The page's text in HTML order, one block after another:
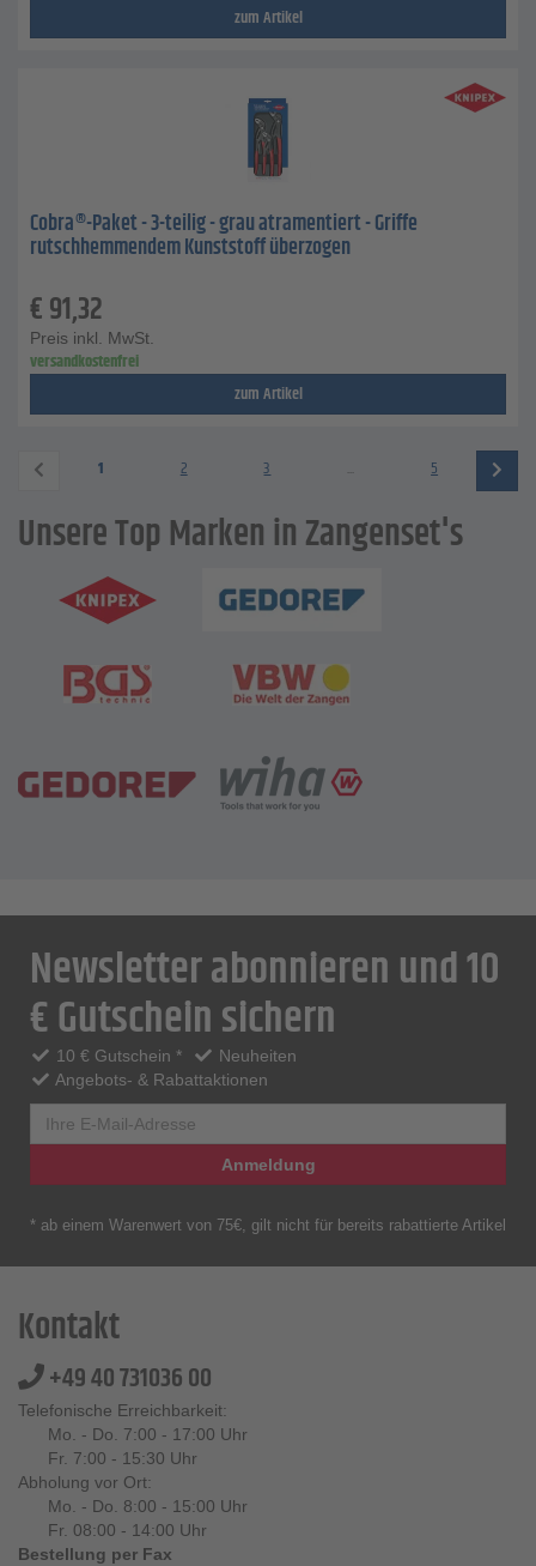
zum Artikel
Cobra®-Paket - 3-teilig - grau atramentiert - Griffe
rutschhemmendem Kunststoff überzogen
€91,32
Preis inkl. MwSt.
versandkostenfrei
zum Artikel
1 2 3 5
Unsere Top Marken in Zangenset's
Newsletter abonnieren und 10
€ Gutschein sichern
10 € Gutschein *
Neuheiten
Angebots- & Rabattaktionen
Anmeldung
* ab einem Warenwert von 75€, gilt nicht für bereits rabattierte Artikel
Kontakt
+49 40 731036 00
Telefonische Erreichbarkeit:
Mo. - Do. 7:00 - 17:00 Uhr
Fr. 7:00 - 15:30 Uhr
Abholung vor Ort:
Mo. - Do. 8:00 - 15:00 Uhr
Fr. 08:00 - 14:00 Uhr
Bestellung per Fax